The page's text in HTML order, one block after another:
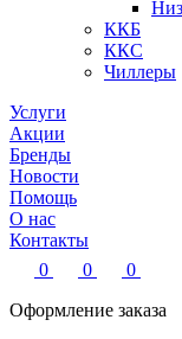
ККБ
ККС
Чиллеры
Услуги
Акции
Бренды
Новости
Помощь
О нас
Контакты
0
0
0
Оформление заказа